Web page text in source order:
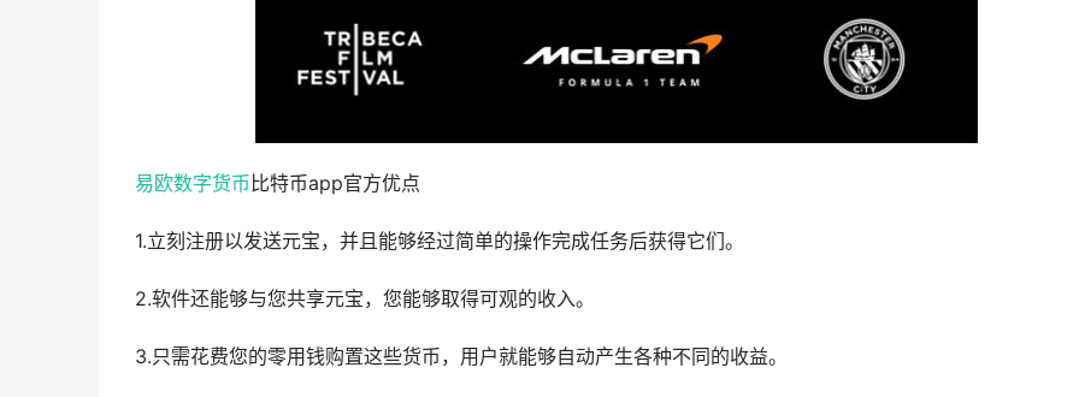
易欧数字货币 比特币app官方优点
1.立刻注册以发送元宝，并且能够经过简单的操作完成任务后获得它们。
2.软件还能够与您共享元宝，您能够取得可观的收入。
3.只需花费您的零用钱购置这些货币，用户就能够自动产生各种不同的收益。